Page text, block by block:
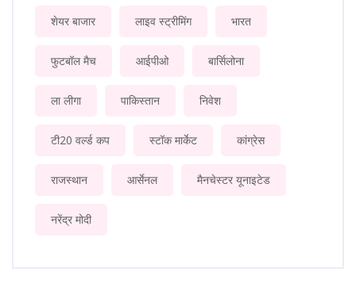
शेयर बाजार लाइव स्ट्रीमिंग भारत
फुटबॉल मैच आईपीओ बार्सिलोना
ला लीगा पाकिस्तान निवेश
टी20 वर्ल्ड कप स्टॉक मार्केट कांग्रेस
राजस्थान आर्सेनल मैनचेस्टर यूनाइटेड
नरेंद्र मोदी